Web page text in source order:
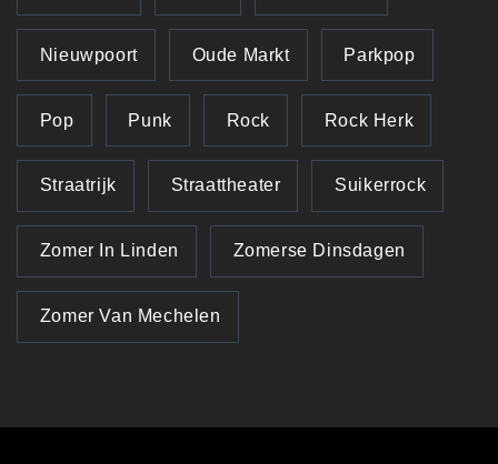
Nieuwpoort Oude Markt Parkpop
Pop Punk Rock Rock Herk
Straatrijk Straattheater Suikerrock
Zomer In Linden Zomerse Dinsdagen
Zomer Van Mechelen